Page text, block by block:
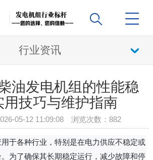
行业资讯
油发电机组的性能稳
用技巧与维护指南
05-12 11:09:08 浏览次数：882
于各种行业，特别是在电力供应不稳定或
为了确保其长期稳定运行，减少故障和停